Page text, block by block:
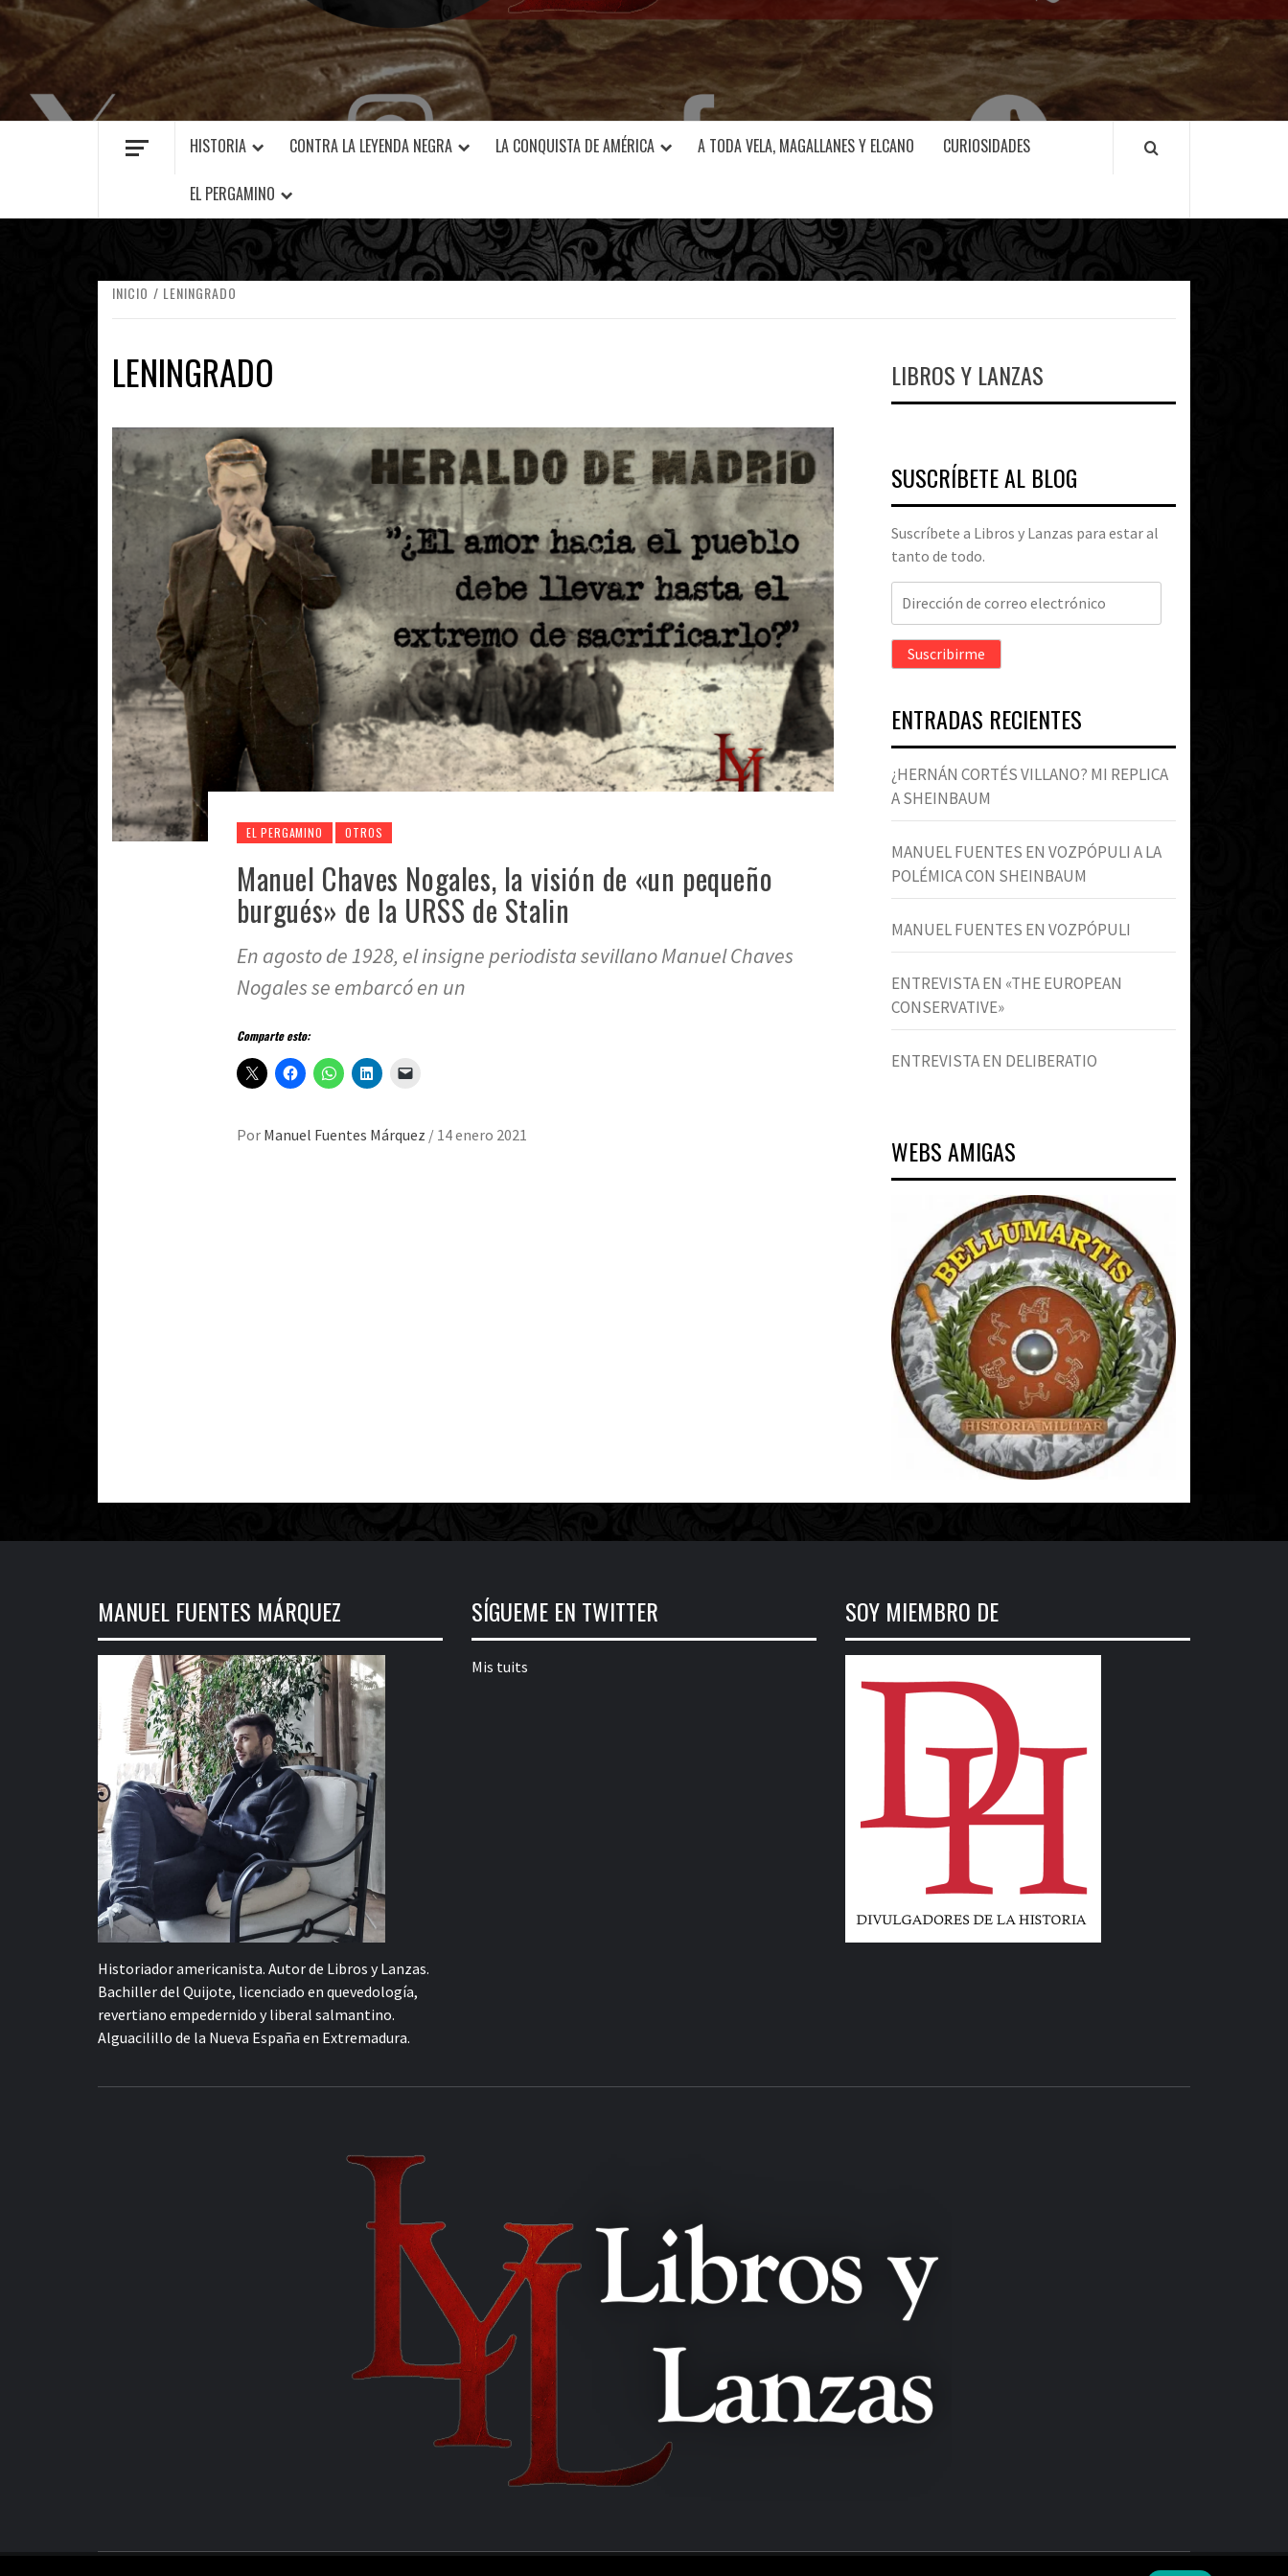
MANUEL FUENTES
HISTORIA CONTRA LA LEYENDA NEGRA LA CONQUISTA DE AMÉRICA A TODA VELA, MAGALLANES Y ELCANO CURIOSIDADES
EL PERGAMINO
INICIO LENINGRADO
LENINGRADO
EL PERGAMINO OTROS
Manuel Chaves Nogales, la visión de «un pequeño
burgués» de la URSS de Stalin
En agosto de 1928, el insigne periodista sevillano Manuel Chaves
Nogales se embarcó en un
Comparte esto:
Por Manuel Fuentes Márquez / 14 enero 2021
LIBROS Y LANZAS
SUSCRÍBETE AL BLOG
Suscríbete a Libros y Lanzas para estar al
tanto de todo.
Dirección
correo
electrónico
Suscribirme
ENTRADAS RECIENTES
¿HERNÁN CORTÉS VILLANO? MI REPLICA
A SHEINBAUM
MANUEL FUENTES EN VOZPÓPULI A LA
POLÉMICA CON SHEINBAUM
MANUEL FUENTES EN VOZPÓPULI
ENTREVISTA EN «THE EUROPEAN
CONSERVATIVE»
ENTREVISTA EN DELIBERATIO
WEBS AMIGAS
MANUEL FUENTES MÁRQUEZ
Historiador americanista. Autor de Libros y Lanzas.
Bachiller del Quijote, licenciado en quevedología,
revertiano empedernido y liberal salmantino.
Alguacilillo de la Nueva España en Extremadura.
SÍGUEME EN TWITTER
Mis tuits
SOY MIEMBRO DE